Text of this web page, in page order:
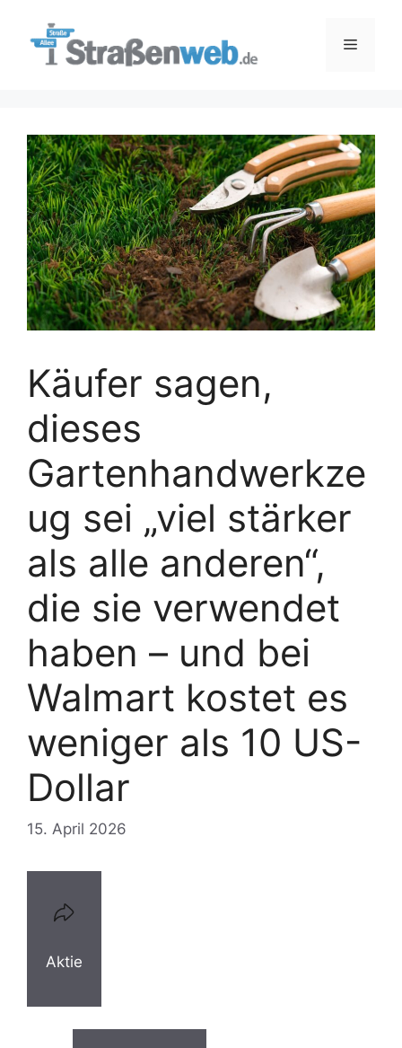
Menü
Käufer sagen,
dieses
Gartenhandwerkze
ug sei „viel stärker
als alle anderen“,
die sie verwendet
haben – und bei
Walmart kostet es
weniger als 10 US-
Dollar
15. April 2026
Aktie